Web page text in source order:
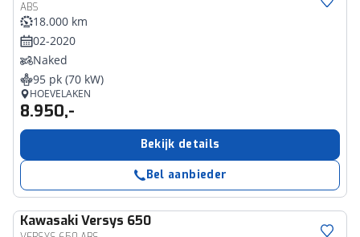
ABS
18.000 km
02-2020
Naked
95 pk (70 kW)
HOEVELAKEN
8.950,-
Bekijk details
Bel aanbieder
KawasakiVersys 650